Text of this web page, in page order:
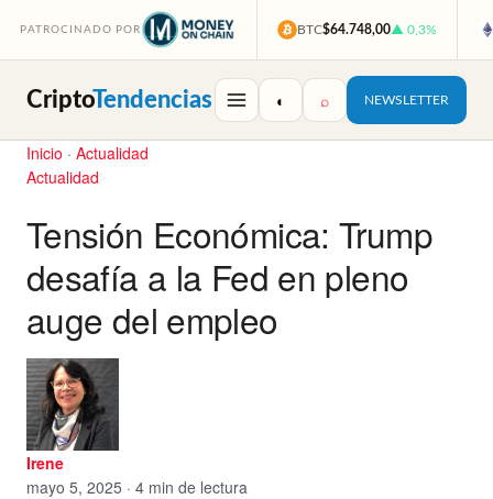
PATROCINADO POR BTC$64.748,00▲ 0,3%
CriptoTendencias ◐ ⌕ NEWSLETTER
Inicio · Actualidad
Actualidad
Tensión Económica: Trump
desafía a la Fed en pleno
auge del empleo
Irene
mayo 5, 2025 · 4 min de lectura